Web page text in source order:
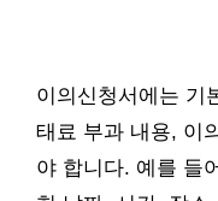
이의신청서에는 기
태료 부과 내용, 이
야 합니다. 예를 들